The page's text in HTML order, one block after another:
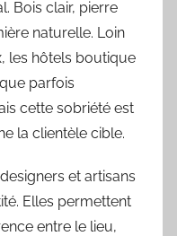
Bois clair, pierre
naturelle. Loin
les hôtels boutique
parfois
cette sobriété est
la clientèle cible.
et artisans
Elles permettent
entre le lieu,